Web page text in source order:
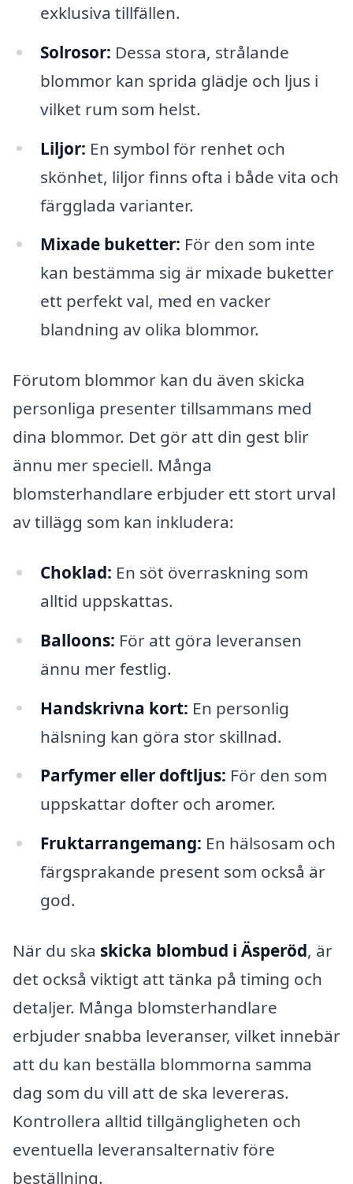
exklusiva tillfällen.
Solrosor: Dessa stora, strålande
blommor kan sprida glädje och ljus i
vilket rum som helst.
Liljor: En symbol för renhet och
skönhet, liljor finns ofta i både vita och
färgglada varianter.
Mixade buketter: För den som inte
kan bestämma sig är mixade buketter
ett perfekt val, med en vacker
blandning av olika blommor.
Förutom blommor kan du även skicka
personliga presenter tillsammans med
dina blommor. Det gör att din gest blir
ännu mer speciell. Många
blomsterhandlare erbjuder ett stort urval
av tillägg som kan inkludera:
Choklad: En söt överraskning som
alltid uppskattas.
Balloons: För att göra leveransen
ännu mer festlig.
Handskrivna kort: En personlig
hälsning kan göra stor skillnad.
Parfymer eller doftljus: För den som
uppskattar dofter och aromer.
Fruktarrangemang: En hälsosam och
färgsprakande present som också är
god.
När du ska skicka blombud i Äsperöd, är
det också viktigt att tänka på timing och
detaljer. Många blomsterhandlare
erbjuder snabba leveranser, vilket innebär
att du kan beställa blommorna samma
dag som du vill att de ska levereras.
Kontrollera alltid tillgängligheten och
eventuella leveransalternativ före
beställning.